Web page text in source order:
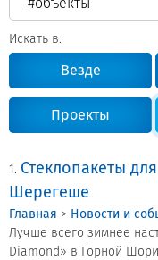
История компании
Политика в области
Работа в Sibglass
Новости и
Продажа
Искать в:
Везде
Проекты
1. Стеклопакеты
Шерегеше
Главная > Новости и
Лучше всего зимнее
Diamond» в Горной